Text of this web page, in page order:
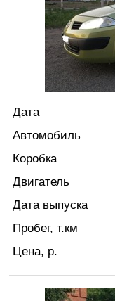
Дата
Автомобиль
Коробка
Двигатель
Дата выпуска
Пробег, т.км
Цена, р.